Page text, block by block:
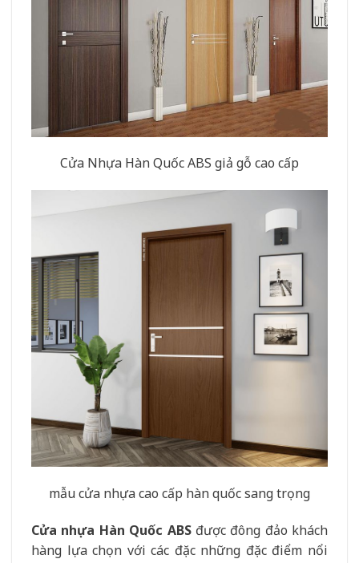
Cửa Nhựa Hàn Quốc ABS giả gỗ cao cấp
mẫu cửa nhựa cao cấp hàn quốc sang trọng
Cửa nhựa Hàn Quốc ABSđược đông đảo khách
hàng lựa chọn với các đặc những đặc điểm nổi